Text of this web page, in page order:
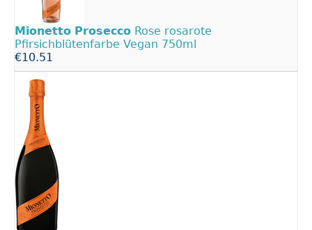
Mionetto Prosecco Rose rosarote
Pfirsichblütenfarbe Vegan 750ml
€10.51